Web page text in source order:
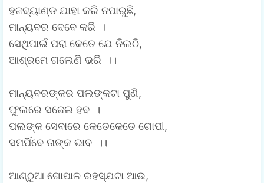
ହଜବ୍ୟାଣ୍ଡ ଯାହା କରି ନପାରୁଛି,
ମାନ୍ୟବର ଦେବେ କରି ।
ସେଥିପାଇଁ ପରା କେତେ ଯେ ନିଲଠି,
ଆଶ୍ରମେ ଗଲେଣି ଭରି ।।
ମାନ୍ୟବରଙ୍କର ପଲଙ୍କଟା ପୁଣି,
ଫୁଲରେ ସଜେଇ ହବ ।
ପଲଙ୍କ ସେବାରେ କେତେକେତେ ଗୋପୀ,
ସମର୍ପିବେ ତାଙ୍କ ଭାବ ।।
ଆଣ୍ଠୁଆ ଗୋପାଳ ରହସ୍ଯଟା ଆଉ,